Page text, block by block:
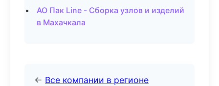
АО Пак Line - Сборка узлов и изделий
в Махачкала
← Все компании в регионе